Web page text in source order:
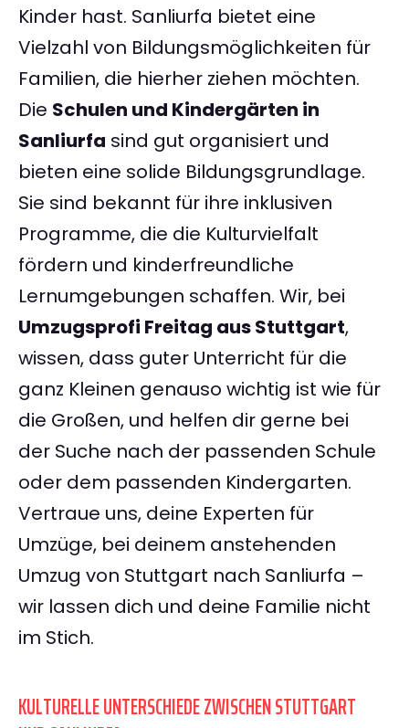
Kinder hast. Sanliurfa bietet eine
Vielzahl von Bildungsmöglichkeiten für
Familien, die hierher ziehen möchten.
Die Schulen und Kindergärten in
Sanliurfa sind gut organisiert und
bieten eine solide Bildungsgrundlage.
Sie sind bekannt für ihre inklusiven
Programme, die die Kulturvielfalt
fördern und kinderfreundliche
Lernumgebungen schaffen. Wir, bei
Umzugsprofi Freitag aus Stuttgart,
wissen, dass guter Unterricht für die
ganz Kleinen genauso wichtig ist wie für
die Großen, und helfen dir gerne bei
der Suche nach der passenden Schule
oder dem passenden Kindergarten.
Vertraue uns, deine Experten für
Umzüge, bei deinem anstehenden
Umzug von Stuttgart nach Sanliurfa –
wir lassen dich und deine Familie nicht
im Stich.
KULTURELLE UNTERSCHIEDE ZWISCHEN STUTTGART